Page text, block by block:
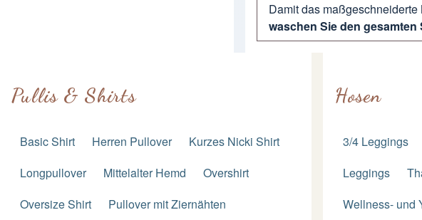
Damit das
waschen Sie den
Pullis & Shirts
Basic Shirt Herren Pullover
Kurzes Nicki Shirt
Longpullover
Mittelalter Hemd
Overshirt
Oversize Shirt
Pullover mit Ziernähten
Hosen
3/4 Leggings
Leggings
Wellness- und